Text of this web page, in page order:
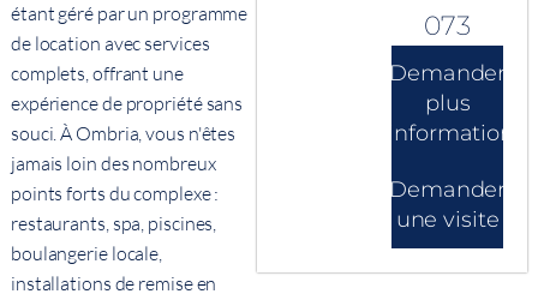
étant géré par un programme
de location avec services
complets, offrant une
expérience de propriété sans
souci. À Ombria, vous n'êtes
jamais loin des nombreux
points forts du complexe :
restaurants, spa, piscines,
boulangerie locale,
installations de remise en
073
Demander
plus
d'informations
Demander
une visite